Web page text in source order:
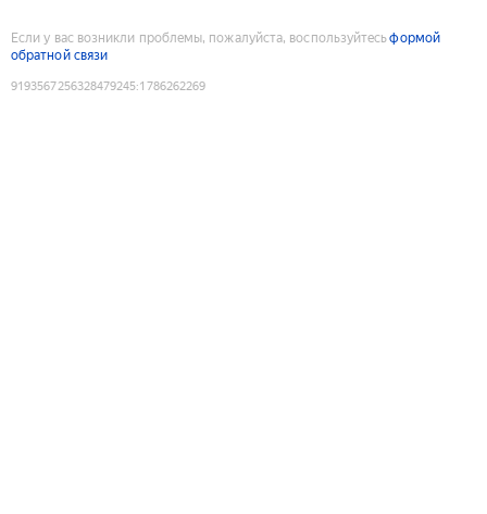
Если у вас возникли проблемы, пожалуйста, воспользуйтесьформой
обратной связи
9193567256328479245:1786262269